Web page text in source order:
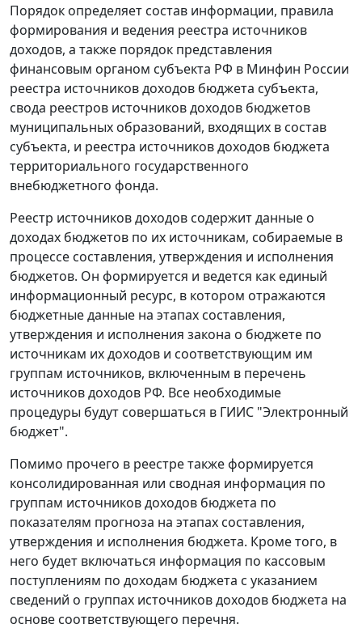
Порядок определяет состав информации, правила
формирования и ведения реестра источников
доходов, а также порядок представления
финансовым органом субъекта РФ в Минфин России
реестра источников доходов бюджета субъекта,
свода реестров источников доходов бюджетов
муниципальных образований, входящих в состав
субъекта, и реестра источников доходов бюджета
территориального государственного
внебюджетного фонда.
Реестр источников доходов содержит данные о
доходах бюджетов по их источникам, собираемые в
процессе составления, утверждения и исполнения
бюджетов. Он формируется и ведется как единый
информационный ресурс, в котором отражаются
бюджетные данные на этапах составления,
утверждения и исполнения закона о бюджете по
источникам их доходов и соответствующим им
группам источников, включенным в перечень
источников доходов РФ. Все необходимые
процедуры будут совершаться в ГИИС "Электронный
бюджет".
Помимо прочего в реестре также формируется
консолидированная или сводная информация по
группам источников доходов бюджета по
показателям прогноза на этапах составления,
утверждения и исполнения бюджета. Кроме того, в
него будет включаться информация по кассовым
поступлениям по доходам бюджета с указанием
сведений о группах источников доходов бюджета на
основе соответствующего перечня.